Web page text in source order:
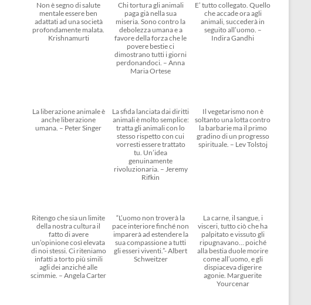
Non è segno di salute
mentale essere ben
adattati ad una società
profondamente malata.
Krishnamurti
Chi tortura gli animali
paga già nella sua
miseria. Sono contro la
debolezza umana e a
favore della forza che le
povere bestie ci
dimostrano tutti i giorni
perdonandoci. – Anna
Maria Ortese
E’ tutto collegato. Quello
che accade ora agli
animali, succederà in
seguito all’uomo. –
Indira Gandhi
La liberazione animale è
anche liberazione
umana. – Peter Singer
La sfida lanciata dai diritti
animali è molto semplice:
tratta gli animali con lo
stesso rispetto con cui
vorresti essere trattato
tu. Un’idea
genuinamente
rivoluzionaria. – Jeremy
Rifkin
Il vegetarismo non è
soltanto una lotta contro
la barbarie ma il primo
gradino di un progresso
spirituale. – Lev Tolstoj
Ritengo che sia un limite
della nostra cultura il
fatto di avere
un’opinione così elevata
di noi stessi. Ci riteniamo
infatti a torto più simili
agli dei anziché alle
scimmie. – Angela Carter
“L’uomo non troverà la
pace interiore finché non
imparerà ad estendere la
sua compassione a tutti
gli esseri viventi.”- Albert
Schweitzer
La carne, il sangue, i
visceri, tutto ciò che ha
palpitato e vissuto gli
ripugnavano… poiché
alla bestia duole morire
come all’uomo, e gli
dispiaceva digerire
agonie. Marguerite
Yourcenar